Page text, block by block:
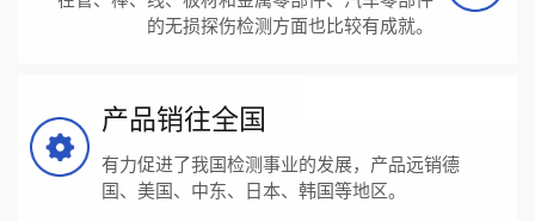
的无损探伤检测方面也比较有成就。
产品销往全国
有力促进了我国检测事业的发展，产品远销德
国、美国、中东、日本、韩国等地区。